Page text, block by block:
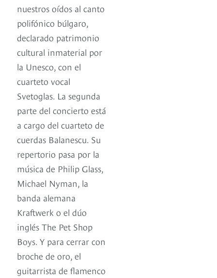
nuestros oídos al canto
polifónico búlgaro,
declarado patrimonio
cultural inmaterial por
la Unesco, con el
cuarteto vocal
Svetoglas. La segunda
parte del concierto está
a cargo del cuarteto de
cuerdas Balanescu. Su
repertorio pasa por la
música de Philip Glass,
Michael Nyman, la
banda alemana
Kraftwerk o el dúo
inglés The Pet Shop
Boys. Y para cerrar con
broche de oro, el
guitarrista de flamenco